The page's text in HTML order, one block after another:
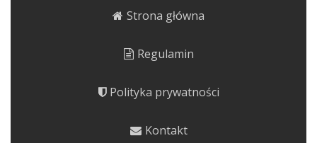
Strona główna
Regulamin
Polityka prywatności
Kontakt